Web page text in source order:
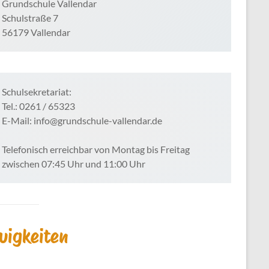
Grundschule Vallendar
Schulstraße 7
56179 Vallendar
Schulsekretariat:
Tel.: 0261 / 65323
E-Mail: info@grundschule-vallendar.de
Telefonisch erreichbar von Montag bis Freitag
zwischen 07:45 Uhr und 11:00 Uhr